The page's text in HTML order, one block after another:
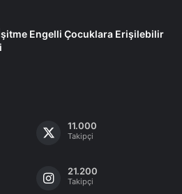
İşitme Engelli Çocuklara Erişilebilir
11.000
Takipçi
21.200
Takipçi